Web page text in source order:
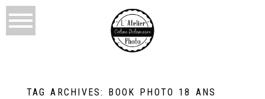
TAG ARCHIVES: BOOK PHOTO 18 ANS